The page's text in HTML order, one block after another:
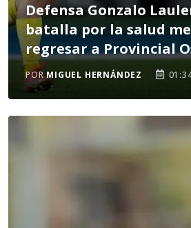
Defensa Gonzalo
batalla por la salud
regresar a Provincial
PORMIGUEL HERNÁNDEZ